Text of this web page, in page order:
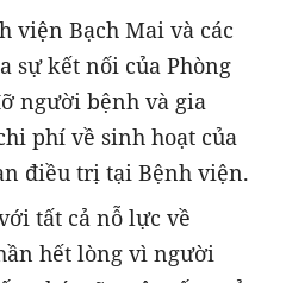
viện Bạch Mai và các
sự kết nối của Phòng
người bệnh và gia
phí về sinh hoạt của
điều trị tại Bệnh viện.
tất cả nỗ lực về
hết lòng vì người